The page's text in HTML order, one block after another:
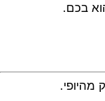
בכם.
מהיופי.